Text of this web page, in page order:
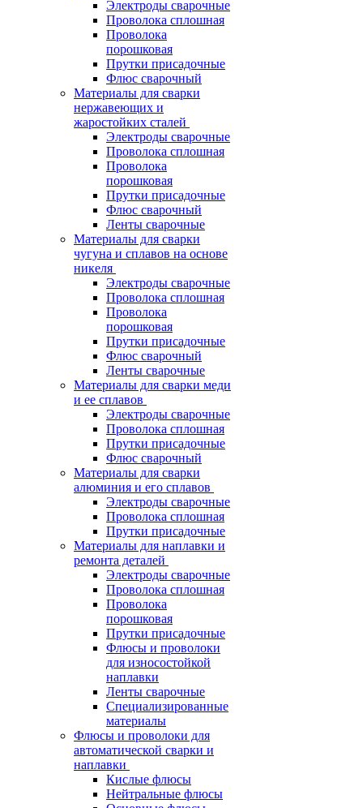
Электроды сварочные
Проволока сплошная
Проволока
порошковая
Прутки присадочные
Флюс сварочный
Материалы для сварки
нержавеющих и
жаростойких сталей
Электроды сварочные
Проволока сплошная
Проволока
порошковая
Прутки присадочные
Флюс сварочный
Ленты сварочные
Материалы для сварки
чугуна и сплавов на основе
никеля
Электроды сварочные
Проволока сплошная
Проволока
порошковая
Прутки присадочные
Флюс сварочный
Ленты сварочные
Материалы для сварки меди
и ее сплавов
Электроды сварочные
Проволока сплошная
Прутки присадочные
Флюс сварочный
Материалы для сварки
алюминия и его сплавов
Электроды сварочные
Проволока сплошная
Прутки присадочные
Материалы для наплавки и
ремонта деталей
Электроды сварочные
Проволока сплошная
Проволока
порошковая
Прутки присадочные
Флюсы и проволоки
для износостойкой
наплавки
Ленты сварочные
Специализированные
материалы
Флюсы и проволоки для
автоматической сварки и
наплавки
Кислые флюсы
Нейтральные флюсы